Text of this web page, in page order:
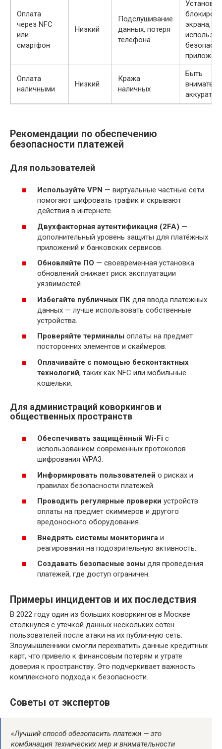
Оплата
через NFC
или
смартфон
Низкий
Подслушивание
данных, потеря
телефона
экрана,
Оплата
наличными
Низкий
Кража
наличных
Быть
Рекомендации по обеспечению
безопасности платежей
Для пользователей
Используйте VPN — виртуальные частные сети
помогают шифровать трафик и скрывают
действия в интернете.
Двухфакторная аутентификация (2FA) —
дополнительный уровень защиты для платёжных
приложений и банковских сервисов.
Обновляйте ПО — своевременная установка
обновлений снижает риск эксплуатации
уязвимостей.
Избегайте публичных ПК для ввода платёжных
данных — лучше использовать собственные
устройства.
Проверяйте терминалы оплаты на предмет
посторонних элементов и скаймеров.
Оплачивайте с помощью бесконтактных
технологий, таких как NFC или мобильные
кошельки.
Для администраций коворкингов и
общественных пространств
Обеспечивать защищённый Wi-Fi с
использованием современных протоколов
шифрования WPA3.
Информировать пользователей о рисках и
правилах безопасности платежей.
Проводить регулярные проверки устройств
оплаты на предмет скиммеров и другого
вредоносного оборудования.
Внедрять системы мониторинга и
реагирования на подозрительную активность.
Создавать безопасные зоны для проведения
платежей, где доступ ограничен.
Примеры инцидентов и их последствия
В 2022 году один из больших коворкингов в Москве
столкнулся с утечкой данных нескольких сотен
пользователей после атаки на их публичную сеть.
Злоумышленники смогли перехватить данные кредитных
карт, что привело к финансовым потерям и утрате
доверия к пространству. Это подчеркивает важность
комплексного подхода к безопасности.
Советы от экспертов
«Лучший способ обезопасить платежи — это
комбинация технических мер и внимательности